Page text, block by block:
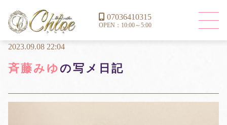
07036410315
OPEN：10:00～5:00
2023.09.08 22:04
斉藤みゆの写メ日記